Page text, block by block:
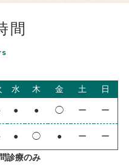
間
水 木 金 土 日
● ● ◯ ー ー
● ◯ ● ー ー
診療のみ